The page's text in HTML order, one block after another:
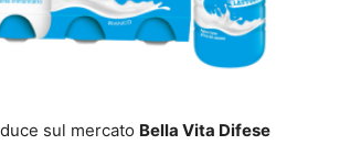
sul mercato Bella Vita Difese